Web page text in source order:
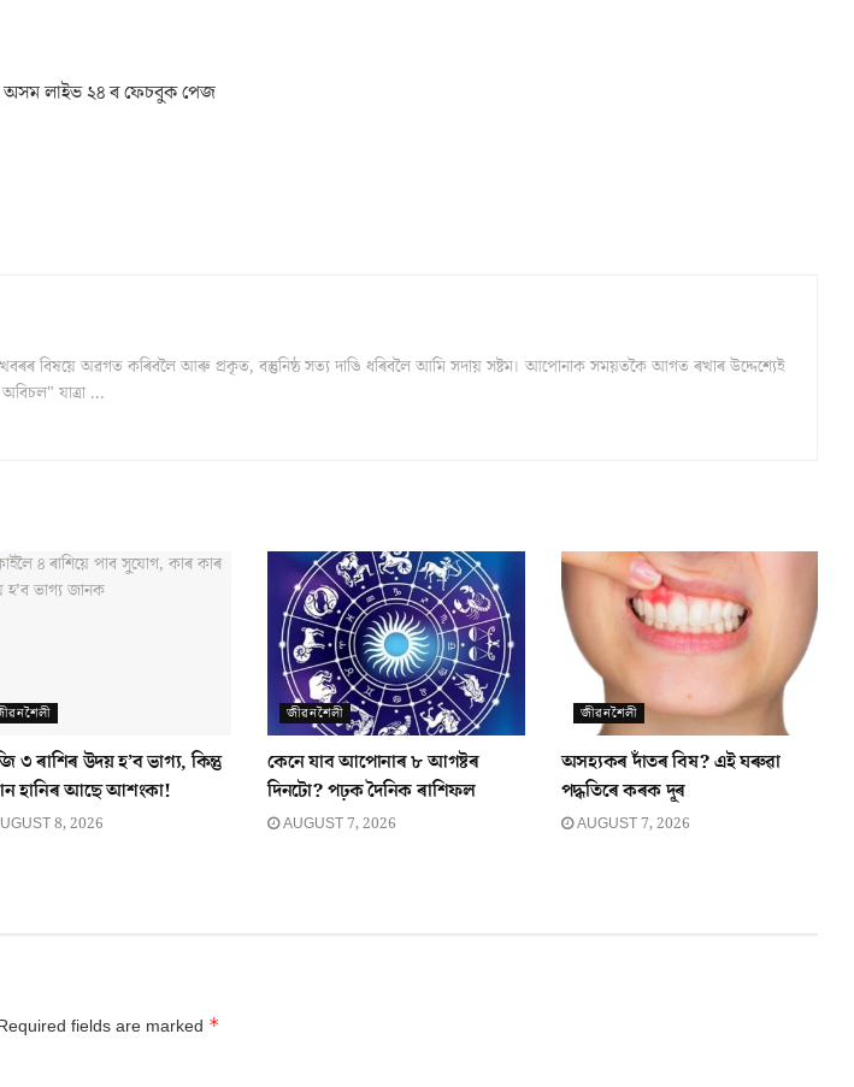
অসম লাইভ ২৪ ৰ ফেচবুক পেজ
বিষয়ে অৱগত কৰিবলৈ আৰু প্ৰকৃত, বস্তুনিষ্ঠ সত্য দাঙি ধৰিবলৈ আমি সদায় সষ্টম। আপোনাক সময়তকৈ আগত ৰখাৰ উদ্দেশ্যেই
যাত্ৰা ...
৩ ৰাশিৰ উদয় হ’ব ভাগ্য, কিন্তু
হানিৰ আছে আশংকা!
8, 2026
জীৱনশৈলী
কেনে যাব আপোনাৰ ৮ আগষ্টৰ
দিনটো? পঢ়ক দৈনিক ৰাশিফল
AUGUST 7, 2026
জীৱনশৈলী
অসহ্যকৰ দাঁতৰ বিষ? এই ঘৰুৱা
পদ্ধতিৰে কৰক দূৰ
AUGUST 7, 2026
fields are marked *